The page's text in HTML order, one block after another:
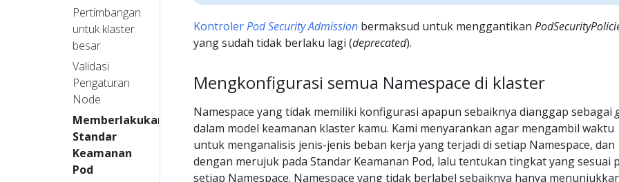
Pertimbangan
untuk klaster
besar
Validasi
Pengaturan
Node
Memberlakukan
Standar
Keamanan
Pod
KontrolerPod Security Admission bermaksud untuk menggantikan
yang sudah tidak berlaku lagi (deprecated).
Mengkonfigurasi semua Namespace di klaster
Namespace yang tidak memiliki konfigurasi apapun sebaiknya dianggap sebagai
dalam model keamanan klaster kamu. Kami menyarankan agar mengambil waktu
untuk menganalisis jenis-jenis beban kerja yang terjadi di setiap Namespace, dan
dengan merujuk pada Standar Keamanan Pod, lalu tentukan tingkat yang sesuai
setiap Namespace. Namespace yang tidak berlabel sebaiknya hanya